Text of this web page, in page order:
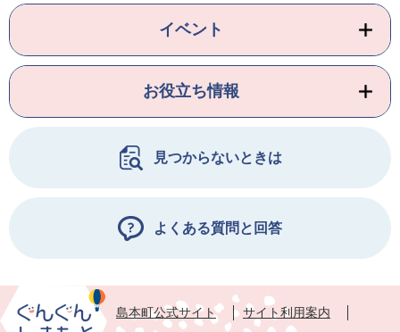
イベント
お役立ち情報
見つからないときは
よくある質問と回答
島本町公式サイト
サイト利用案内